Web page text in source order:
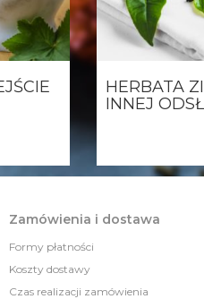
HERBATA
INNEJ
Zamówienia i dostawa
Formy płatności
Koszty dostawy
Czas realizacji zamówienia